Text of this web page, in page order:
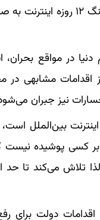
تلگرام نیز برنامه‌ریزی صورت گرفت که
در مواقع
مشابهی در
نیز جبران
بین‌الملل
بر کسی پوشیده نیست
تلاش می‌کند تا حد
دولت برای رفع